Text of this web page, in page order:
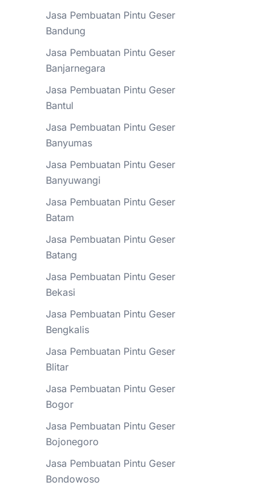
Jasa Pembuatan Pintu Geser
Bandung
Jasa Pembuatan Pintu Geser
Banjarnegara
Jasa Pembuatan Pintu Geser
Bantul
Jasa Pembuatan Pintu Geser
Banyumas
Jasa Pembuatan Pintu Geser
Banyuwangi
Jasa Pembuatan Pintu Geser
Batam
Jasa Pembuatan Pintu Geser
Batang
Jasa Pembuatan Pintu Geser
Bekasi
Jasa Pembuatan Pintu Geser
Bengkalis
Jasa Pembuatan Pintu Geser
Blitar
Jasa Pembuatan Pintu Geser
Bogor
Jasa Pembuatan Pintu Geser
Bojonegoro
Jasa Pembuatan Pintu Geser
Bondowoso